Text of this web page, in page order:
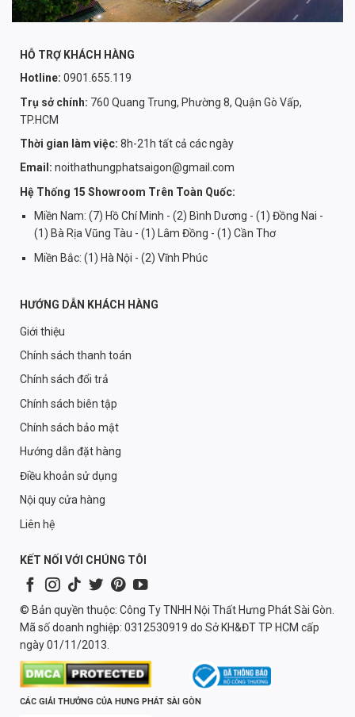
HỖ TRỢ KHÁCH HÀNG
Hotline: 0901.655.119
Trụ sở chính: 760 Quang Trung, Phường 8, Quận Gò Vấp,
TP.HCM
Thời gian làm việc: 8h-21h tất cả các ngày
Email: noithathungphatsaigon@gmail.com
Hệ Thống 15 Showroom Trên Toàn Quốc:
Miền Nam: (7) Hồ Chí Minh - (2) Bình Dương - (1) Đồng Nai -
(1) Bà Rịa Vũng Tàu - (1) Lâm Đồng - (1) Cần Thơ
Miền Bắc: (1) Hà Nội - (2) Vĩnh Phúc
HƯỚNG DẪN KHÁCH HÀNG
Giới thiệu
Chính sách thanh toán
Chính sách đổi trả
Chính sách biên tập
Chính sách bảo mật
Hướng dẫn đặt hàng
Điều khoản sử dụng
Nội quy cửa hàng
Liên hệ
KẾT NỐI VỚI CHÚNG TÔI
© Bản quyền thuộc: Công Ty TNHH Nội Thất Hưng Phát Sài Gòn.
Mã số doanh nghiệp: 0312530919 do Sở KH&ĐT TP HCM cấp
ngày 01/11/2013.
CÁC GIẢI THƯỞNG CỦA HƯNG PHÁT SÀI GÒN